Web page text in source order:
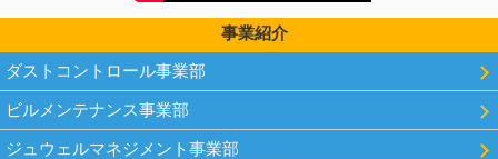
事業紹介
ダストコントロール事業部
ビルメンテナンス事業部
ジュウェルマネジメント事業部